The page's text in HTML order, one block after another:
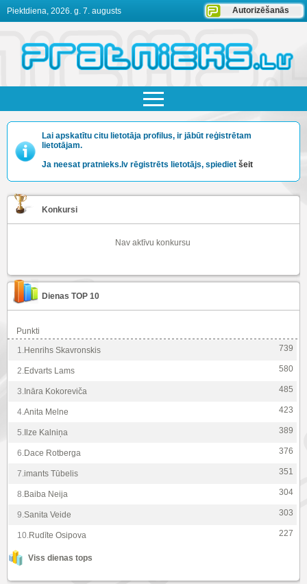
Piektdiena, 2026. g. 7. augusts Autorizēšanās
Lai apskatītu citu lietotāja profilus, ir jābūt reģistrētam
lietotājam.
Ja neesat pratnieks.lv rēgistrēts lietotājs, spiediet šeit
Konkursi
Nav aktīvu konkursu
Dienas TOP 10
Punkti
1.Henrihs Skavronskis 739
2.Edvarts Lams 580
3.Ināra Kokoreviča 485
4.Anita Melne 423
5.Ilze Kalniņa 389
6.Dace Rotberga 376
7.imants Tūbelis 351
8.Baiba Neija 304
9.Sanita Veide 303
10.Rudīte Osipova 227
Viss dienas tops